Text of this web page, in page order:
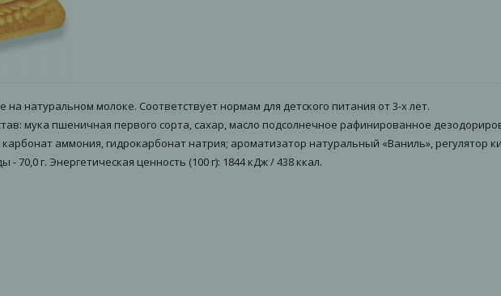
натуральном молоке. Соответствует нормам для детского питания от 3-х лет.
мука пшеничная первого сорта, сахар, масло подсолнечное рафинированное
аммония, гидрокарбонат натрия; ароматизатор натуральный «Ваниль», регулятор
- 70,0 г. Энергетическая ценность (100 г): 1844 кДж / 438 ккал.